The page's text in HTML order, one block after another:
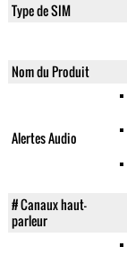
Type de SIM
Nom du Produit
Alertes Audio
# Canaux haut-
parleur